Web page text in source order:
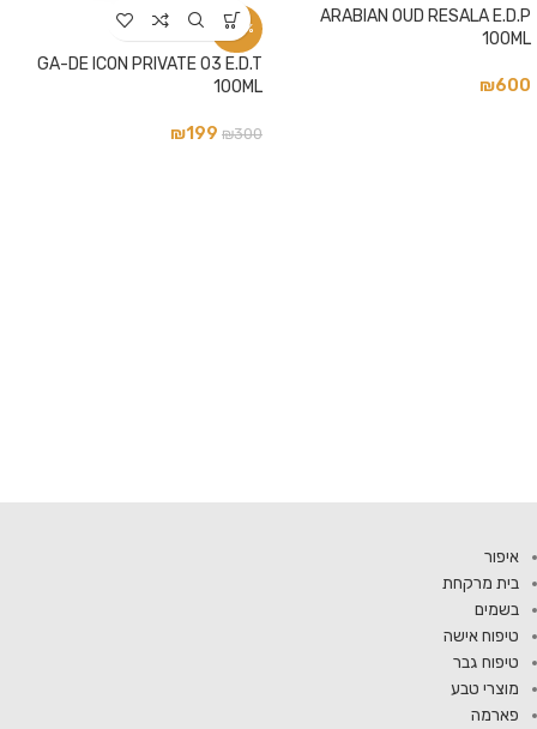
ARABIAN OUD RESALA E.D.P
100ML
₪600
-34%
GA-DE ICON PRIVATE 03 E.D.T
100ML
₪300
₪199
איפור
בית מרקחת
בשמים
טיפוח אישה
טיפוח גבר
מוצרי טבע
פארמה